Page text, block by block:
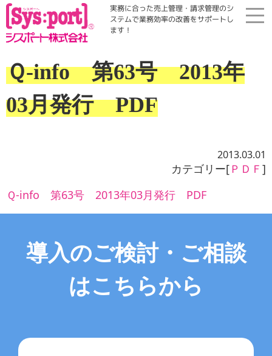
実務に合った売上管理・請求管理のシ
ステムで業務効率の改善をサポートし
ます！
コラム・Qinfo
資料請求
Ｑ-info 第63号 2013年
03月発行 PDF
2013.03.01
カテゴリー[ＰＤＦ ]
Ｑ-info 第63号 2013年03月発行 PDF
導入のご検討・ご相談
はこちらから